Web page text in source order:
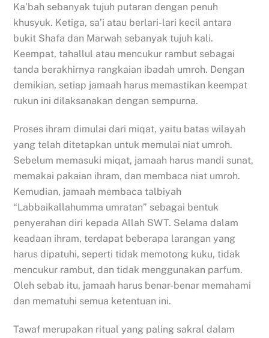
Ka’bah sebanyak tujuh putaran dengan penuh
khusyuk. Ketiga, sa’i atau berlari-lari kecil antara
bukit Shafa dan Marwah sebanyak tujuh kali.
Keempat, tahallul atau mencukur rambut sebagai
tanda berakhirnya rangkaian ibadah umroh. Dengan
demikian, setiap jamaah harus memastikan keempat
rukun ini dilaksanakan dengan sempurna.
Proses ihram dimulai dari miqat, yaitu batas wilayah
yang telah ditetapkan untuk memulai niat umroh.
Sebelum memasuki miqat, jamaah harus mandi sunat,
memakai pakaian ihram, dan membaca niat umroh.
Kemudian, jamaah membaca talbiyah
“Labbaikallahumma umratan” sebagai bentuk
penyerahan diri kepada Allah SWT. Selama dalam
keadaan ihram, terdapat beberapa larangan yang
harus dipatuhi, seperti tidak memotong kuku, tidak
mencukur rambut, dan tidak menggunakan parfum.
Oleh sebab itu, jamaah harus benar-benar memahami
dan mematuhi semua ketentuan ini.
Tawaf merupakan ritual yang paling sakral dalam